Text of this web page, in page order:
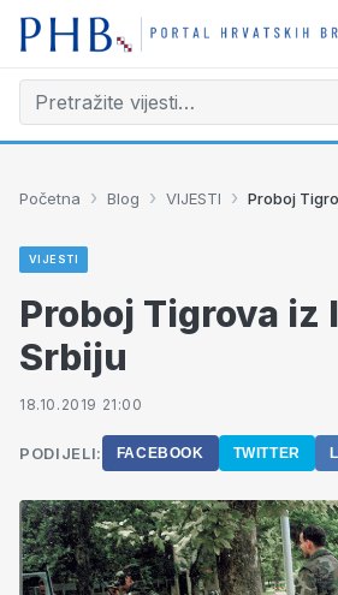
Početna › Blog › VIJESTI › Proboj
VIJESTI
Proboj Tigrova iz
Srbiju
18.10.2019 21:00
PODIJELI: FACEBOOK TWITTER